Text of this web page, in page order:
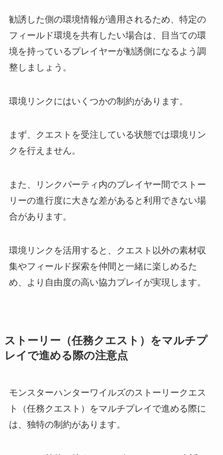
勧誘した側の環境情報が適用されるため、特定の
フィールド環境を共有したい場合は、目当ての環
境を持っているプレイヤーが勧誘側になるよう調
整しましょう。
環境リンクにはいくつかの制約があります。
まず、クエストを受注している状態では環境リン
クを行えません。
また、リンクパーティ内のプレイヤー間でストー
リーの進行度に大きな差があると利用できない場
合があります。
環境リンクを活用すると、クエスト以外の素材収
集やフィールド探索を仲間と一緒に楽しめるた
め、より自由度の高い協力プレイが実現します。
ストーリー（任務クエスト）をマルチプ
レイで進める際の注意点
モンスターハンターワイルズのストーリークエス
ト（任務クエスト）をマルチプレイで進める際に
は、独特の制約があります。